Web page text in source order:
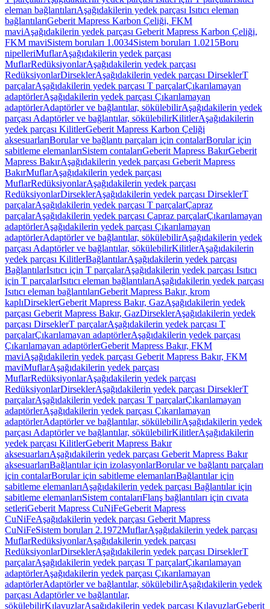
eleman bağlantılarıAşağıdakilerin yedek parçası Isıtıcı eleman
bağlantılarıGeberit Mapress Karbon Çeliği, FKM
maviAşağıdakilerin yedek parçası Geberit Mapress Karbon Çeliği,
FKM maviSistem boruları 1.0034Sistem boruları 1.0215Boru
nipelleriMuflarAşağıdakilerin yedek parçası
MuflarRedüksiyonlarAşağıdakilerin yedek parçası
RedüksiyonlarDirseklerAşağıdakilerin yedek parçası DirseklerT
parçalarAşağıdakilerin yedek parçası T parçalarÇıkarılamayan
adaptörlerAşağıdakilerin yedek parçası Çıkarılamayan
adaptörlerAdaptörler ve bağlantılar, sökülebilirAşağıdakilerin yedek
parçası Adaptörler ve bağlantılar, sökülebilirKilitlerAşağıdakilerin
yedek parçası KilitlerGeberit Mapress Karbon Çeliği
aksesuarlarıBorular ve bağlantı parçaları için contalarBorular için
sabitleme elemanlarıSistem contalarıGeberit Mapress BakırGeberit
Mapress BakırAşağıdakilerin yedek parçası Geberit Mapress
BakırMuflarAşağıdakilerin yedek parçası
MuflarRedüksiyonlarAşağıdakilerin yedek parçası
RedüksiyonlarDirseklerAşağıdakilerin yedek parçası DirseklerT
parçalarAşağıdakilerin yedek parçası T parçalarÇapraz
parçalarAşağıdakilerin yedek parçası Çapraz parçalarÇıkarılamayan
adaptörlerAşağıdakilerin yedek parçası Çıkarılamayan
adaptörlerAdaptörler ve bağlantılar, sökülebilirAşağıdakilerin yedek
parçası Adaptörler ve bağlantılar, sökülebilirKilitlerAşağıdakilerin
yedek parçası KilitlerBağlantılarAşağıdakilerin yedek parçası
BağlantılarIsıtıcı için T parçalarAşağıdakilerin yedek parçası Isıtıcı
için T parçalarIsıtıcı eleman bağlantılarıAşağıdakilerin yedek parçası
Isıtıcı eleman bağlantılarıGeberit Mapress Bakır, krom
kaplıDirseklerGeberit Mapress Bakır, GazAşağıdakilerin yedek
parçası Geberit Mapress Bakır, GazDirseklerAşağıdakilerin yedek
parçası DirseklerT parçalarAşağıdakilerin yedek parçası T
parçalarÇıkarılamayan adaptörlerAşağıdakilerin yedek parçası
Çıkarılamayan adaptörlerGeberit Mapress Bakır, FKM
maviAşağıdakilerin yedek parçası Geberit Mapress Bakır, FKM
maviMuflarAşağıdakilerin yedek parçası
MuflarRedüksiyonlarAşağıdakilerin yedek parçası
RedüksiyonlarDirseklerAşağıdakilerin yedek parçası DirseklerT
parçalarAşağıdakilerin yedek parçası T parçalarÇıkarılamayan
adaptörlerAşağıdakilerin yedek parçası Çıkarılamayan
adaptörlerAdaptörler ve bağlantılar, sökülebilirAşağıdakilerin yedek
parçası Adaptörler ve bağlantılar, sökülebilirKilitlerAşağıdakilerin
yedek parçası KilitlerGeberit Mapress Bakır
aksesuarlarıAşağıdakilerin yedek parçası Geberit Mapress Bakır
aksesuarlarıBağlantılar için izolasyonlarBorular ve bağlantı parçaları
için contalarBorular için sabitleme elemanlarıBağlantılar için
sabitleme elemanlarıAşağıdakilerin yedek parçası Bağlantılar için
sabitleme elemanlarıSistem contalarıFlanş bağlantıları için cıvata
setleriGeberit Mapress CuNiFeGeberit Mapress
CuNiFeAşağıdakilerin yedek parçası Geberit Mapress
CuNiFeSistem boruları 2.1972MuflarAşağıdakilerin yedek parçası
MuflarRedüksiyonlarAşağıdakilerin yedek parçası
RedüksiyonlarDirseklerAşağıdakilerin yedek parçası DirseklerT
parçalarAşağıdakilerin yedek parçası T parçalarÇıkarılamayan
adaptörlerAşağıdakilerin yedek parçası Çıkarılamayan
adaptörlerAdaptörler ve bağlantılar, sökülebilirAşağıdakilerin yedek
parçası Adaptörler ve bağlantılar,
sökülebilirKılavuzlarAşağıdakilerin yedek parçası KılavuzlarGeberit